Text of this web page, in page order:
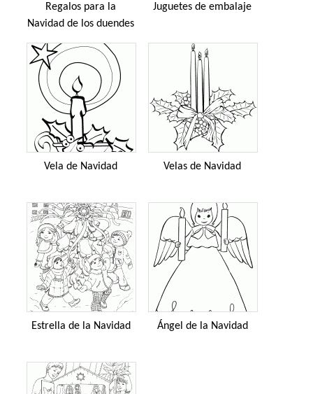
Regalos para la
Navidad de los duendes
Juguetes de embalaje
Vela de Navidad Velas de Navidad
Estrella de la Navidad Ángel de la Navidad